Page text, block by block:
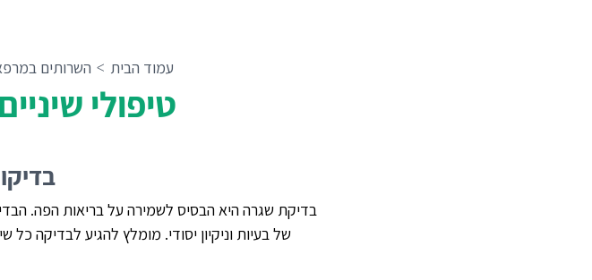
עמוד הבית > השרותים
טיפולי
בדיקת שגרה היא הבסיס לשמירה על בריאות הפה.
של בעיות וניקיון יסודי. מומלץ להגיע לבדיקה